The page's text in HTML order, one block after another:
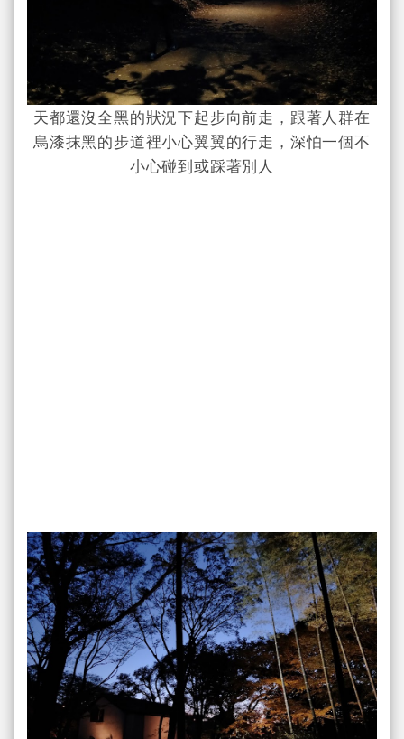
天都還沒全黑的狀況下起步向前走，跟著人群在
烏漆抹黑的步道裡小心翼翼的行走，深怕一個不
小心碰到或踩著別人